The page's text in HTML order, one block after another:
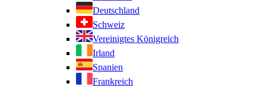
Deutschland
Schweiz
Vereinigtes Königreich
Irland
Spanien
Frankreich